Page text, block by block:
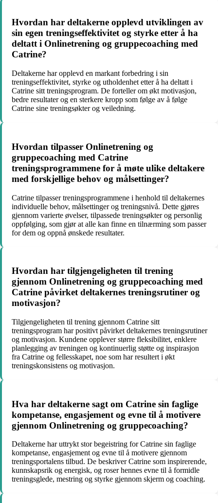
Hvordan har deltakerne opplevd utviklingen av
sin egen treningseffektivitet og styrke etter å ha
deltatt i Onlinetrening og gruppecoaching med
Catrine?
Deltakerne har opplevd en markant forbedring i sin
treningseffektivitet, styrke og utholdenhet etter å ha deltatt i
Catrine sitt treningsprogram. De forteller om økt motivasjon,
bedre resultater og en sterkere kropp som følge av å følge
Catrine sine treningsøkter og veiledning.
Hvordan tilpasser Onlinetrening og
gruppecoaching med Catrine
treningsprogrammene for å møte ulike deltakere
med forskjellige behov og målsettinger?
Catrine tilpasser treningsprogrammene i henhold til deltakernes
individuelle behov, målsettinger og treningsnivå. Dette gjøres
gjennom varierte øvelser, tilpassede treningsøkter og personlig
oppfølging, som gjør at alle kan finne en tilnærming som passer
for dem og oppnå ønskede resultater.
Hvordan har tilgjengeligheten til trening
gjennom Onlinetrening og gruppecoaching med
Catrine påvirket deltakernes treningsrutiner og
motivasjon?
Tilgjengeligheten til trening gjennom Catrine sitt
treningsprogram har positivt påvirket deltakernes treningsrutiner
og motivasjon. Kundene opplever større fleksibilitet, enklere
planlegging av treningen og kontinuerlig støtte og inspirasjon
fra Catrine og fellesskapet, noe som har resultert i økt
treningskonsistens og motivasjon.
Hva har deltakerne sagt om Catrine sin faglige
kompetanse, engasjement og evne til å motivere
gjennom Onlinetrening og gruppecoaching?
Deltakerne har uttrykt stor begeistring for Catrine sin faglige
kompetanse, engasjement og evne til å motivere gjennom
treningsportalens tilbud. De beskriver Catrine som inspirerende,
kunnskapsrik og energisk, og roser hennes evne til å formidle
treningsglede, mestring og styrke gjennom skjerm og coaching.